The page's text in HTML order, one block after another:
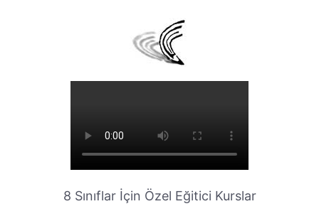
8 Sınıflar İçin Özel Eğitici Kurslar